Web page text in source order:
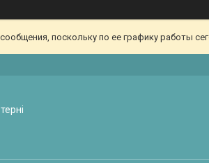
поскольку по ее графику работы